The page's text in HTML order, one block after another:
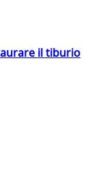
il tiburio